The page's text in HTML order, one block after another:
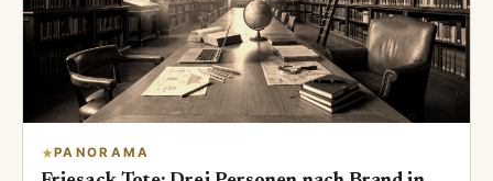
PANORAMA